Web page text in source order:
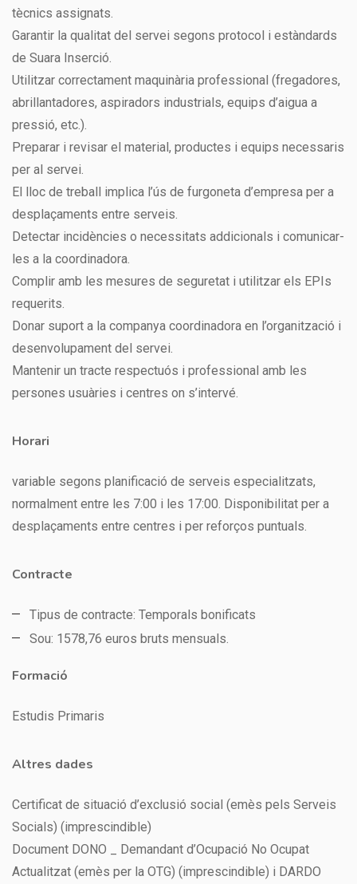
tècnics assignats.
Garantir la qualitat del servei segons protocol i estàndards
de Suara Inserció.
Utilitzar correctament maquinària professional (fregadores,
abrillantadores, aspiradors industrials, equips d’aigua a
pressió, etc.).
Preparar i revisar el material, productes i equips necessaris
per al servei.
El lloc de treball implica l’ús de furgoneta d’empresa per a
desplaçaments entre serveis.
Detectar incidències o necessitats addicionals i comunicar-
les a la coordinadora.
Complir amb les mesures de seguretat i utilitzar els EPIs
requerits.
Donar suport a la companya coordinadora en l’organització i
desenvolupament del servei.
Mantenir un tracte respectuós i professional amb les
persones usuàries i centres on s’intervé.
Horari
variable segons planificació de serveis especialitzats,
normalment entre les 7:00 i les 17:00. Disponibilitat per a
desplaçaments entre centres i per reforços puntuals.
Contracte
Tipus de contracte: Temporals bonificats
Sou: 1578,76 euros bruts mensuals.
Formació
Estudis Primaris
Altres dades
Certificat de situació d’exclusió social (emès pels Serveis
Socials) (imprescindible)
Document DONO _ Demandant d’Ocupació No Ocupat
Actualitzat (emès per la OTG) (imprescindible) i DARDO